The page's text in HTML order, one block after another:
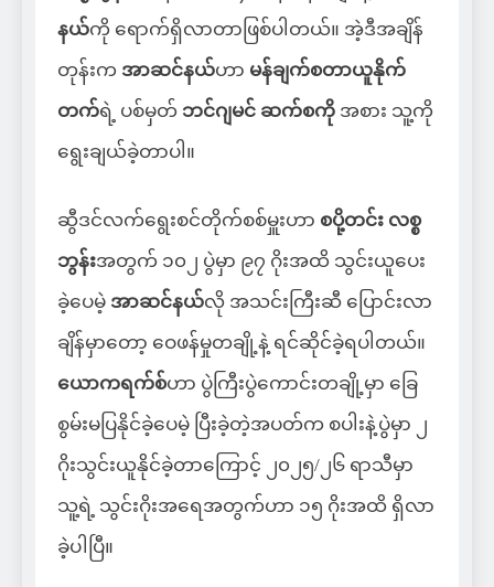
နယ်ကို ရောက်ရှိလာတာဖြစ်ပါတယ်။ အဲ့ဒီအချိန်
တုန်းက အာဆင်နယ်ဟာ မန်ချက်စတာယူနိုက်
တက်ရဲ့ ပစ်မှတ် ဘင်ဂျမင် ဆက်စကို အစား သူ့ကို
ရွေးချယ်ခဲ့တာပါ။
ဆွီဒင်လက်ရွေးစင်တိုက်စစ်မှူးဟာ စပို့တင်း လစ္စ
ဘွန်းအတွက် ၁၀၂ ပွဲမှာ ၉၇ ဂိုးအထိ သွင်းယူပေး
ခဲ့ပေမဲ့ အာဆင်နယ်လို အသင်းကြီးဆီ ပြောင်းလာ
ချိန်မှာတော့ ဝေဖန်မှုတချို့နဲ့ ရင်ဆိုင်ခဲ့ရပါတယ်။
ယောကရက်စ်ဟာ ပွဲကြီးပွဲကောင်းတချို့မှာ ခြေ
စွမ်းမပြနိုင်ခဲ့ပေမဲ့ ပြီးခဲ့တဲ့အပတ်က စပါးနဲ့ပွဲမှာ ၂
ဂိုးသွင်းယူနိုင်ခဲ့တာကြောင့် ၂၀၂၅/၂၆ ရာသီမှာ
သူ့ရဲ့ သွင်းဂိုးအရေအတွက်ဟာ ၁၅ ဂိုးအထိ ရှိလာ
ခဲ့ပါပြီ။